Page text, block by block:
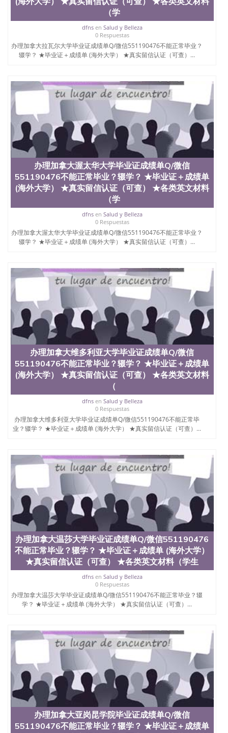
（学
dfnsen Salud y Belleza
0 Respuestas
办理加拿大拉瓦尔大学毕业证成绩单Q/微信551190476不能正常毕业？
辍学？ ★毕业证＋成绩单 (海外大学） ★真实留信认证（可查）...
办理加拿大渥太华大学毕业证成绩单Q/微信
551190476不能正常毕业？辍学？ ★毕业证＋成绩单
(海外大学） ★真实留信认证（可查） ★各类英文材料
（学
dfnsen Salud y Belleza
0 Respuestas
办理加拿大渥太华大学毕业证成绩单Q/微信551190476不能正常毕业？
辍学？ ★毕业证＋成绩单 (海外大学） ★真实留信认证（可查）...
办理加拿大维多利亚大学毕业证成绩单Q/微信
551190476不能正常毕业？辍学？ ★毕业证＋成绩单
(海外大学） ★真实留信认证（可查） ★各类英文材料
（
dfnsen Salud y Belleza
0 Respuestas
办理加拿大维多利亚大学毕业证成绩单Q/微信551190476不能正常毕
业？辍学？ ★毕业证＋成绩单 (海外大学） ★真实留信认证（可查）...
办理加拿大温莎大学毕业证成绩单Q/微信551190476
不能正常毕业？辍学？ ★毕业证＋成绩单 (海外大学）
★真实留信认证（可查） ★各类英文材料（学生
dfnsen Salud y Belleza
0 Respuestas
办理加拿大温莎大学毕业证成绩单Q/微信551190476不能正常毕业？辍
学？ ★毕业证＋成绩单 (海外大学） ★真实留信认证（可查）...
办理加拿大亚岗昆学院毕业证成绩单Q/微信
551190476不能正常毕业？辍学？ ★毕业证＋成绩单